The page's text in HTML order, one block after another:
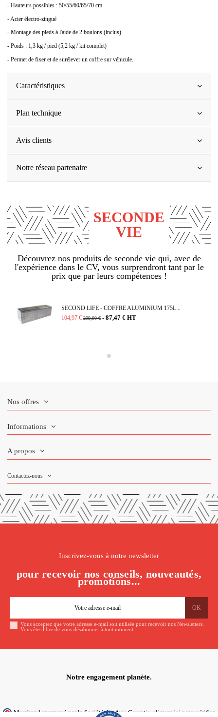
- Hauteurs possibles : 50/55/60/65/70 cm
- Acier électro-zingué
- Montage des pieds à l'aide de 2 boulons (inclus)
- Poids : 1,3 kg / pied (5,2 kg / kit complet)
- Permet de fixer et de surélever un coffre sur véhicule.
Caractéristiques
Plan technique
Avis clients
Notre réseau partenaire
SECONDE
VIE
Découvrez nos produits de seconde vie qui, avec de
l'expérience dans le CV, vous surprendront tant par le
prix que par leurs compétences !
SECOND LIFE - COFFRE ALUMINIUM 175L...
104,97 € 299,90 € - 87,47 € HT
Nos offres
Informations
A propos
Contactez-nous
Inscrivez-vous à notre newsletter
pour recevoir nos conseils, nouveautés,
promotions...
Vous acceptez que votre adresse e-mail soit utilisée pour recevoir nos Newsletters.
Vous êtes libre de vous désabonner à tout moment.
Notre engagement planète.
Marchand approuvé par la Société des Avis Garantis, cliquez ici pour vérifier.